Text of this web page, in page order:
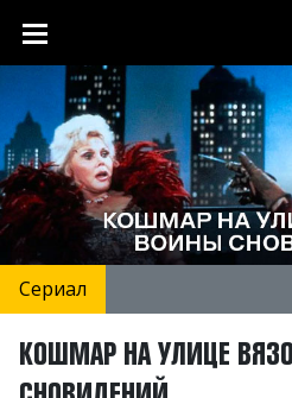
Сериал
КОШМАР НА УЛИЦЕ